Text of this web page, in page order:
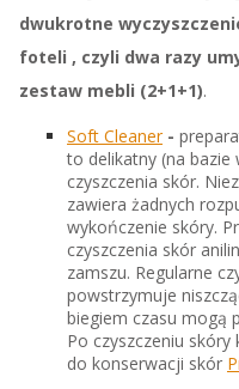
dwukrotne
foteli , czyli dwa razy
zestaw mebli (2+1+1).
Soft Cleaner -
to delikatny (na
czyszczenia skór.
zawiera żadnych
wykończenie skóry.
czyszczenia skór
zamszu. Regularne
powstrzymuje
biegiem czasu mogą
Po czyszczeniu
do konserwacji skór